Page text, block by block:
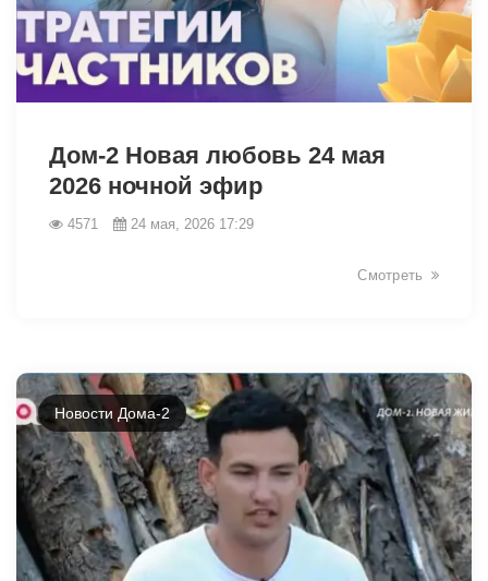
Дом-2 Новая любовь 24 мая
2026 ночной эфир
4571 24 мая, 2026 17:29
Смотреть
Новости Дома-2